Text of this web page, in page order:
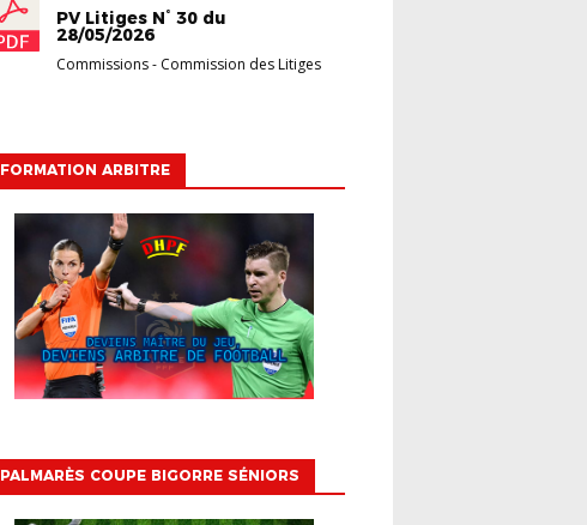
PV Litiges N° 30 du
28/05/2026
Commissions- Commission des Litiges
FORMATION ARBITRE
PALMARÈS COUPE BIGORRE SÉNIORS